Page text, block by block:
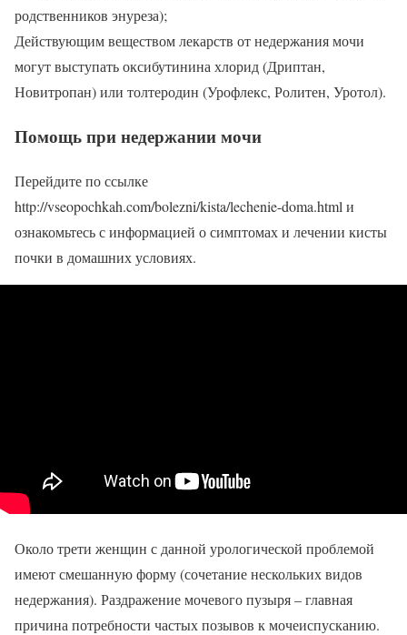
родственников энуреза);
Действующим веществом лекарств от недержания мочи
могут выступать оксибутинина хлорид (Дриптан,
Новитропан) или толтеродин (Урофлекс, Ролитен, Уротол).
Помощь при недержании мочи
Перейдите по ссылке
http://vseopochkah.com/bolezni/kista/lechenie-doma.html и
ознакомьтесь с информацией о симптомах и лечении кисты
почки в домашних условиях.
Около трети женщин с данной урологической проблемой
имеют смешанную форму (сочетание нескольких видов
недержания). Раздражение мочевого пузыря – главная
причина потребности частых позывов к мочеиспусканию.